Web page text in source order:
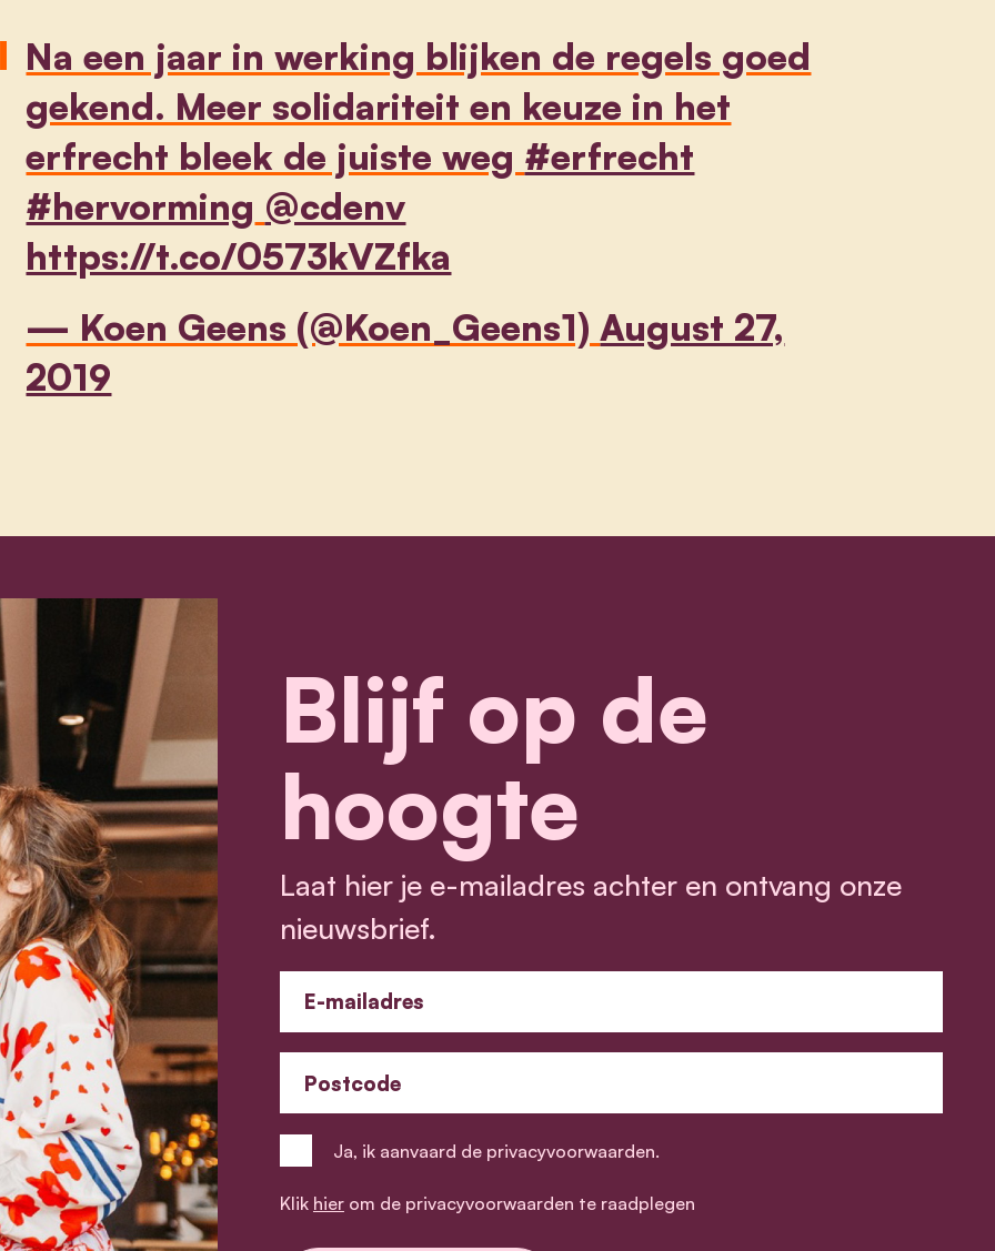
Na een jaar in werking blijken de regels goed
gekend. Meer solidariteit en keuze in het
erfrecht bleek de juiste weg #erfrecht
#hervorming @cdenv
https://t.co/0573kVZfka
— Koen Geens (@Koen_Geens1)August 27,
2019
Blijf op de
hoogte
Laat hier je e-mailadres achter en ontvang onze
nieuwsbrief.
E-mailadres
Postcode
Ja, ik aanvaard de privacyvoorwaarden.
Klik hierom de privacyvoorwaarden te raadplegen